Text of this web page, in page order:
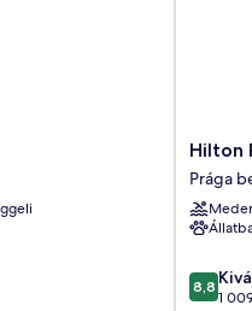
Hilton
Prague
Old
Town
Prága
Hilton
Prága
8.8
8,8
1